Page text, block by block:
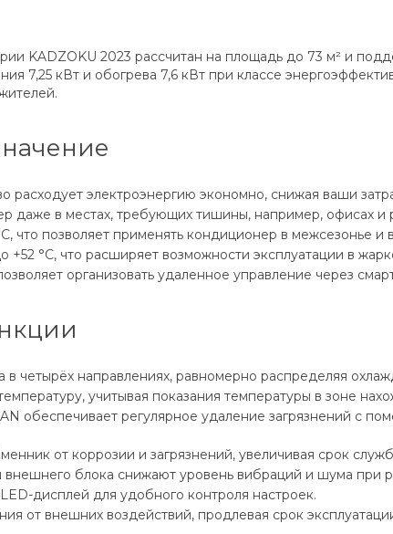
KADZOKU 2023 рассчитан на площадь до 73 м² и
7,25 кВт и обогрева 7,6 кВт при классе
расходует электроэнергию экономно, снижая ваши
даже в местах, требующих тишины, например, офисах и
что позволяет применять кондиционер в межсезонье
°C, что расширяет возможности эксплуатации в
организовать удаленное управление через
в четырёх направлениях, равномерно распределяя
учитывая показания температуры в зоне
обеспечивает регулярное удаление загрязнений с
от коррозии и загрязнений, увеличивая срок
блока снижают уровень вибраций и шума при
дисплей для удобного контроля настроек.
от внешних воздействий, продлевая срок